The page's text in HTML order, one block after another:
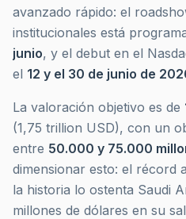
avanzado rápido: el
institucionales está
junio, y el debut en el
el 12 y el 30 de junio de
La valoración objetivo es de
(1,75 trillion USD), con un
entre 50.000 y 75.000
dimensionar esto: el récord
la historia lo ostenta Saudi
millones de dólares en su